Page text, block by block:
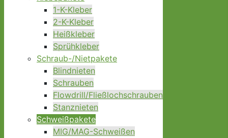
1-K-Kleber
2-K-Kleber
Heißkleber
Sprühkleber
Schraub-/Nietpakete
Blindnieten
Schrauben
Flowdrill/Fließlochschrauben
Stanznieten
Schweißpakete
MIG/MAG-Schweißen